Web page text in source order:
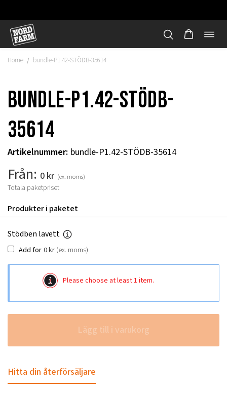
Hoppa
innehåll
Home / bundle-P1.42-STÖDB-35614
bundle-P1.42-STÖDB-
35614
Artikelnummer: bundle-P1.42-STÖDB-35614
Från: 0 kr (ex. moms)
Totala paketpriset
Produkter i paketet
Stödben lavett
Add for 0kr (ex. moms)
Please choose at least 1 item.
Lägg till i varukorg
Hitta din återförsäljare